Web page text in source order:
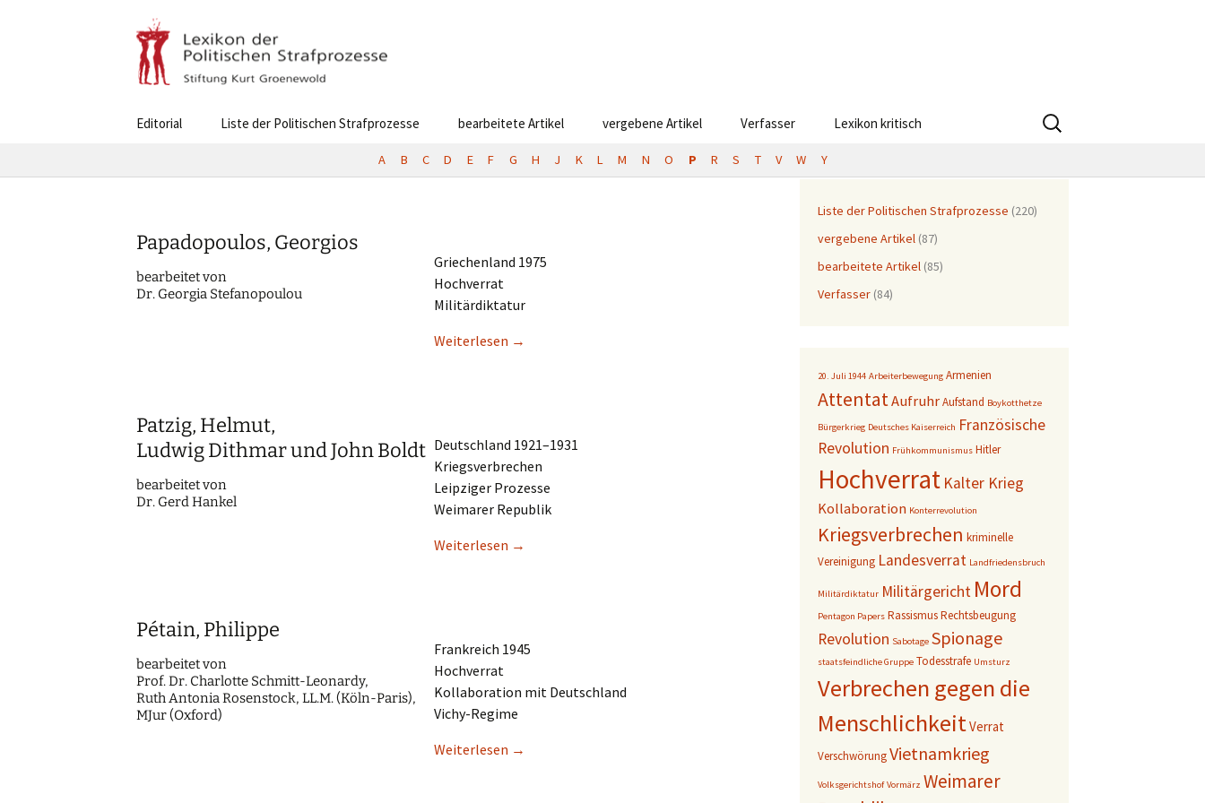
Editorial Liste der Politischen Strafprozesse bearbeitete Artikel vergebene Artikel Verfasser Lexikon kritisch
Suchen
nach:
A B C D E F G H J K L M N O P R S T V W Y
Papadopoulos, Georgios
bearbei­tet von
Dr. Georgia Stefanopoulou
Griechen­land 1975
Hochverrat
Militärdiktatur
Weiter­le­sen →
Patzig, Helmut,
Ludwig Dithmar und John Boldt
bearbei­tet von
Dr. Gerd Hankel
Deutsch­land 1921–1931
Kriegsverbrechen
Leipzi­ger Prozesse
Weima­rer Republik
Weiter­le­sen →
Pétain, Philippe
bearbei­tet von
Prof. Dr. Charlot­te Schmitt-Leonardy,
Ruth Antonia Rosen­stock, LL.M. (Köln-Paris),
MJur (Oxford)
Frank­reich 1945
Hochverrat
Kolla­bo­ra­ti­on mit Deutschland
Vichy-Regime
Weiter­le­sen →
Liste der Politischen Strafprozesse (220)
vergebene Artikel (87)
bearbeitete Artikel (85)
Verfasser (84)
20. Juli 1944 Arbeiterbewegung Armenien
AttentatAufruhrAufstand Boykotthetze
Bürgerkrieg Deutsches Kaiserreich Französische
Revolution Frühkommunismus Hitler
Hochverrat Kalter Krieg
Kollaboration Konterrevolution
Kriegsverbrechen kriminelle
Vereinigung Landesverrat Landfriedensbruch
Militärdiktatur Militärgericht Mord
Pentagon Papers RassismusRechtsbeugung
Revolution Sabotage Spionage
staatsfeindliche Gruppe Todesstrafe Umsturz
Verbrechen gegen die
MenschlichkeitVerrat
VerschwörungVietnamkrieg
Volksgerichtshof Vormärz Weimarer